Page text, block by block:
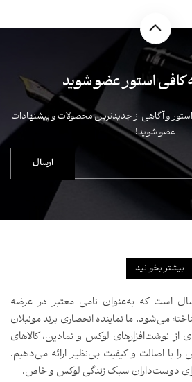
کافی استور عضو شوید
و آگاهی از جدیدترین محصولات و پیشنهادات
عضو شوید!
بیشتر بخوانید
استورز بیش از ۳۰ سال است که به‌عنوان نامی معتبر در عرضه
می‌شود. ما نماینده انحصاری برند مونبلان
از نوشت‌افزارهای لوکس و نمادین، کالاهای
با اصالت و کیفیت بی‌نظیر ارائه می‌دهیم.
دوست‌داران سبک زندگی لوکس و خاص.